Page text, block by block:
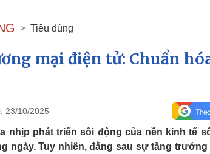
Dự báo thời tiết
Dấu ấn VOV
Việt Nam
Phân tích
Thể
Bóng
Lịch
Thế
Tiêu dùng
mại điện tử: Chuẩn
23/10/2025
nhịp phát triển sôi động của nền kinh tế
ngày. Tuy nhiên, đằng sau sự tăng